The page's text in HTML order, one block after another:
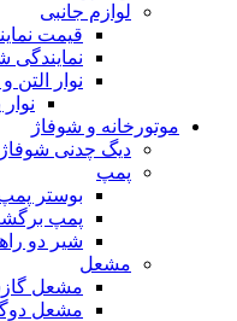
لوازم جانبی
قیمت
نمایندگی
نوار
موتورخانه و شوفاژ
دیگ چدنی شوفاژ
پمپ
بوستر
پمپ
شیر دو
مشعل
مشعل
مشعل